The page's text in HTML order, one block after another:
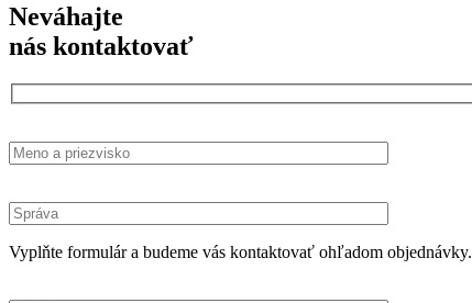
Neváhajte
nás kontaktovať
Vyplňte formulár a budeme vás kontaktovať ohľadom objednávky.